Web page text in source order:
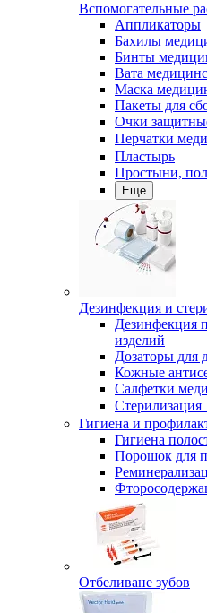
Вспомогательные
Аппликаторы
Бахилы
Бинты
Вата
Маска
Пакеты для
Очки
Перчатки
Пластырь
Простыни,
Еще
Дезинфекция и
Дезинфекция
изделий
Дозаторы для
Кожные
Салфетки
Стерилизация
Гигиена и
Гигиена
Порошок для
Отбеливане зубов